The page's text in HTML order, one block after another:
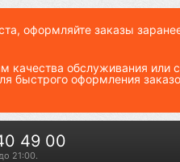
оформляйте заказы
качества обслуживания или
быстрого оформления
49 00
21:00.